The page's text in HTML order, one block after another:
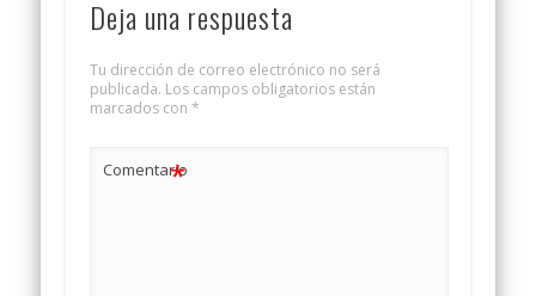
Deja una respuesta
Tu dirección de correo electrónico no será
publicada. Los campos obligatorios están
marcados con *
Comentario
*